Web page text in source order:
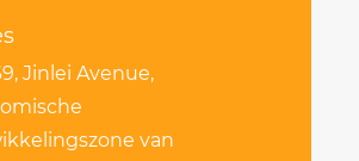
Jinlei Avenue,
van